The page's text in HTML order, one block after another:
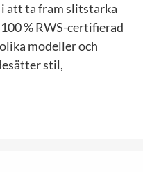
att ta fram slitstarka
% RWS-certifierad
modeller och
stil,